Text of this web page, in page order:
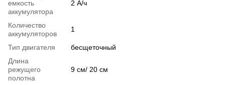
емкость
аккумулятора
2 А/ч
Количество
аккумуляторов
1
Тип двигателя
бесщеточный
Длина
режущего
полотна
9 см/ 20 см